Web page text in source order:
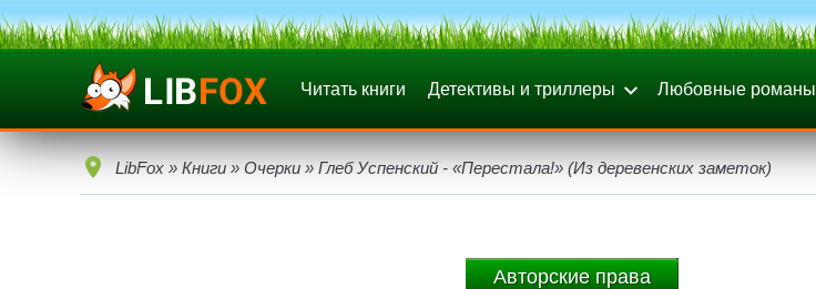
Читать книги Детективы и триллеры Любовные романы
LibFox » Книги » Очерки » Глеб Успенский - «Перестала!» (Из деревенских заметок)
Авторские права